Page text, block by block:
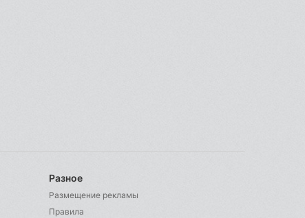
Разное
Размещение рекламы
Правила